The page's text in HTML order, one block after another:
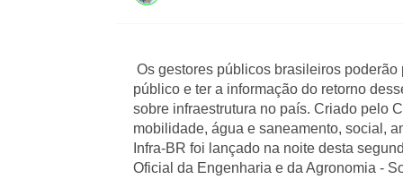
Os gestores públicos brasileiros
público e ter a informação do retorno
sobre infraestrutura no país. Criado pelo
mobilidade, água e saneamento, social,
Infra-BR foi lançado na noite desta
Oficial da Engenharia e da Agronomia -